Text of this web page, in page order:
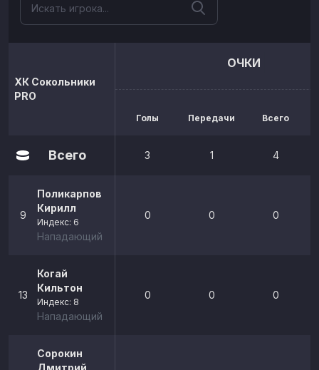
ХК Сокольники
PRO
ОЧКИ
Голы Передачи Всего
Всего 3 1 4
9
Поликарпов
Кирилл
Индекс: 6
Нападающий
0 0 0
13
Когай
Кильтон
Индекс: 8
Нападающий
0 0 0
Сорокин
Дмитрий